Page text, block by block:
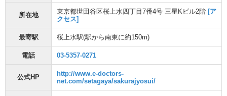
所在地 東京都世田谷区桜上水四丁目7番4号 三星Kビル2階 [ア
クセス]
最寄駅 桜上水駅(駅から南東に約150m)
電話 03-5357-0271
公式HP
http://www.e-doctors-
net.com/setagaya/sakurajyosui/